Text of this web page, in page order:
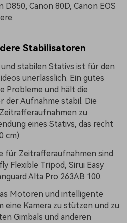
Canon 80D, Canon EOS
Stabilisatoren
stabilen Stativs ist für den
unerlässlich. Ein gutes
Probleme und hält die
der Aufnahme stabil. Die
zu
eines Stativs, das recht
cm).
für Zeitrafferaufnahmen sind
Flexible Tripod, Sirui Easy
Alta Pro 263AB 100.
Motoren und intelligente
eine Kamera zu stützen und zu
Gimbals und anderen